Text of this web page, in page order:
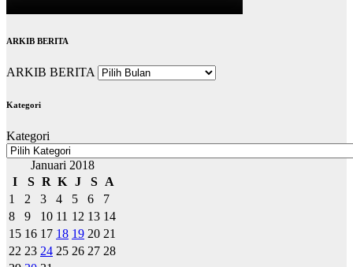
ARKIB BERITA
ARKIB BERITA
Kategori
Kategori
Januari 2018
I
S R K J S
A
1
2 3 4 5 6
7
8
9 10 11 12 13 14
15 16 17 18 19 20 21
22 23 24 25 26 27 28